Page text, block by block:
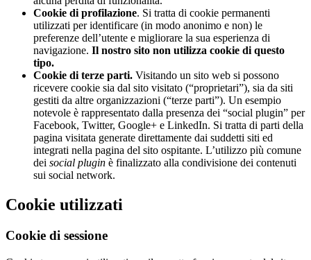
Cookie di profilazione. Si tratta di cookie permanenti
utilizzati per identificare (in modo anonimo e non) le
preferenze dell’utente e migliorare la sua esperienza di
navigazione. Il nostro sito non utilizza cookie di questo
tipo.
Cookie di terze parti. Visitando un sito web si possono
ricevere cookie sia dal sito visitato (“proprietari”), sia da siti
gestiti da altre organizzazioni (“terze parti”). Un esempio
notevole è rappresentato dalla presenza dei “social plugin” per
Facebook, Twitter, Google+ e LinkedIn. Si tratta di parti della
pagina visitata generate direttamente dai suddetti siti ed
integrati nella pagina del sito ospitante. L’utilizzo più comune
dei social plugin è finalizzato alla condivisione dei contenuti
sui social network.
Cookie utilizzati
Cookie di sessione